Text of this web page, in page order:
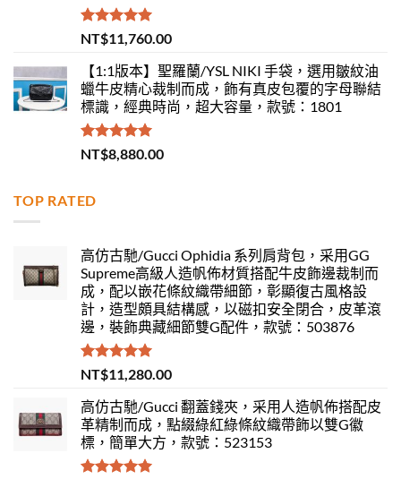
評分5.00
滿分 5
NT$11,760.00
【1:1版本】聖羅蘭/YSL NIKI 手袋，選用皺紋油
蠟牛皮精心裁制而成，飾有真皮包覆的字母聯結
標識，經典時尚，超大容量，款號：1801
評分 5.00
滿分 5
NT$8,880.00
TOP RATED
高仿古馳/Gucci Ophidia 系列肩背包，采用GG
Supreme高級人造帆佈材質搭配牛皮飾邊裁制而
成，配以嵌花條紋織帶細節，彰顯復古風格設
計，造型頗具結構感，以磁扣安全閉合，皮革滾
邊，裝飾典藏細節雙G配件，款號：503876
評分5.00
滿分 5
NT$11,280.00
高仿古馳/Gucci 翻蓋錢夾，采用人造帆佈搭配皮
革精制而成，點綴綠紅綠條紋織帶飾以雙G徽
標，簡單大方，款號：523153